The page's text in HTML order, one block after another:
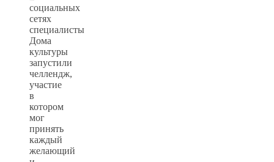
социальных
сетях
специалисты
Дома
культуры
запустили
челлендж,
участие
в
котором
мог
принять
каждый
желающий